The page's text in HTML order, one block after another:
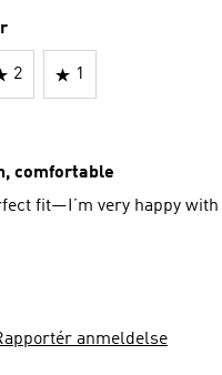
2 1
comfortable
fit—I’m very happy
anmeldelse